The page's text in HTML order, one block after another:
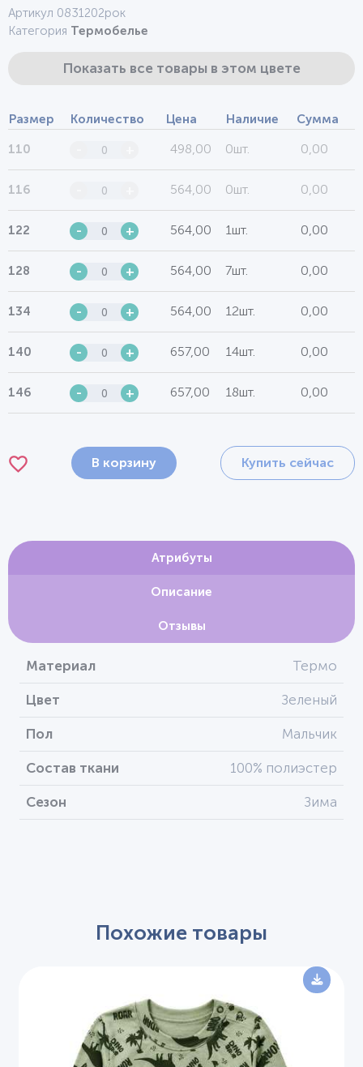
Артикул 0831202рок
Категория Термобелье
Показать все товары в этом цвете
Размер Количество Цена Наличие Сумма
110 498,00 0шт. 0,00
116 564,00 0шт. 0,00
122 - + 564,00 1шт. 0,00
128 - + 564,00 7шт. 0,00
134 - + 564,00 12шт. 0,00
140 - + 657,00 14шт. 0,00
146 - + 657,00 18шт. 0,00
В корзину Купить сейчас
Атрибуты
Описание
Отзывы
Материал Термо
Цвет Зеленый
Пол Мальчик
Состав ткани 100% полиэстер
Сезон Зима
Похожие товары